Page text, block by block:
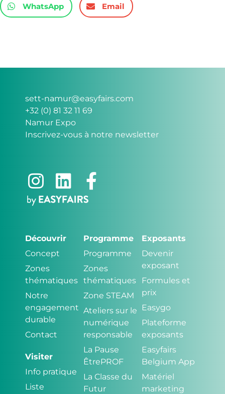
WhatsApp Email
sett-namur@easyfairs.com
+32 (0) 81 32 11 69
Namur Expo
Inscrivez-vous à notre newsletter
Découvrir
Concept
Zones
thématiques
Notre
engagement
durable
Contact
Visiter
Info pratique
Liste
Programme
Programme
Zones
thématiques
Zone STEAM
Ateliers sur le
numérique
responsable
La Pause
ÊtrePROF
La Classe du
Futur
Exposants
Devenir
exposant
Formules et
prix
Easygo
Plateforme
exposants
Easyfairs
Belgium App
Matériel
marketing